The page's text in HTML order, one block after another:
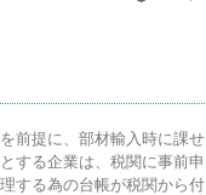
前提に、部材輸入時に課せ
する企業は、税関に事前申
する為の台帳が税関から付